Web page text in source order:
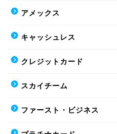
アメックス
キャッシュレス
クレジットカード
スカイチーム
ファースト・ビジネス